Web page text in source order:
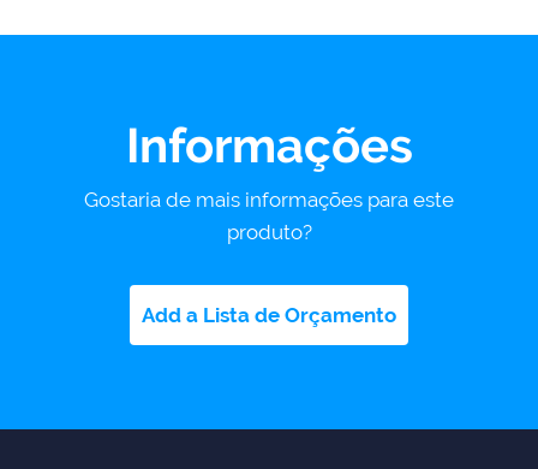
Informações
Gostaria de mais informações para este
produto?
Add a Lista de Orçamento